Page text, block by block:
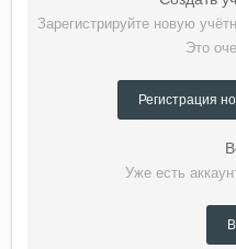
Зарегистрируйте новую
Это
Регистрация
Уже есть